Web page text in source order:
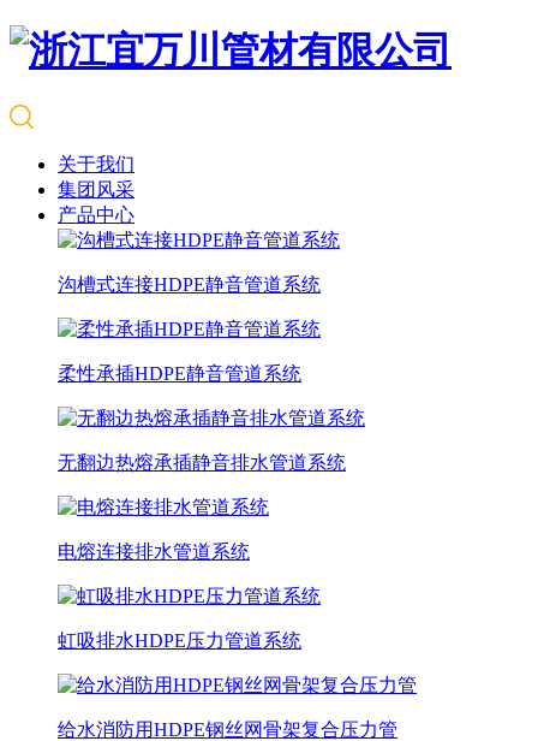
关于我们
集团风采
产品中心
沟槽式连接HDPE静音管道系统
柔性承插HDPE静音管道系统
无翻边热熔承插静音排水管道系统
电熔连接排水管道系统
虹吸排水HDPE压力管道系统
给水消防用HDPE钢丝网骨架复合压力管